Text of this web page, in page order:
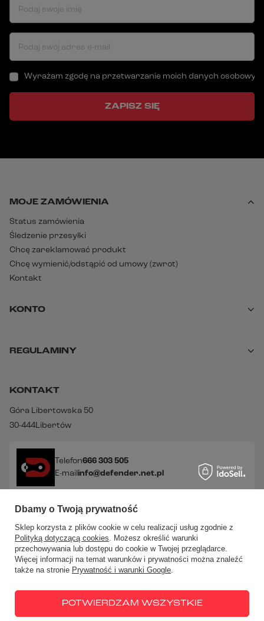
Podaj swoje imię
Podaj swój adres e-mail
Wyrażam zgodę na przetwarzanie moich danych
ZAPISZ SIĘ
MOJE ZAMÓWIENIA
Status zamówienia
Śledzenie przesyłki
Chcę zareklamować produkt
Chcę wymienić/odstąpić od umowy (zwrot)
Kontakt
KONTO
REGULAMINY
KONTAKT
Góra Libertowska 50
30-444Libertów
Telefon666 303 505
E-mailinfo@defender.net.pl
Dbamy o Twoją prywatność
Sklep korzysta z plików cookie w celu realizacji usług zgodnie z
Polityką dotyczącą cookies. Możesz określić warunki
przechowywania lub dostępu do cookie w Twojej przeglądarce.
Więcej informacji na temat warunków i prywatności można znaleźć
także na stronie Prywatność i warunki Google.
POTWIERDZAM WSZYSTKIE